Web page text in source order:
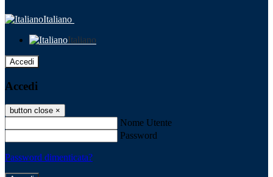
Italiano
Italiano
Accedi
Accedi
button close ×
Nome Utente
Password
Password dimenticata?